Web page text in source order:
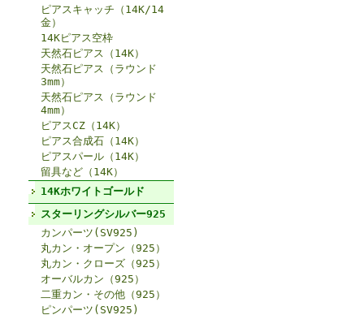
ピアスキャッチ（14K/14
金）
14Kピアス空枠
天然石ピアス（14K）
天然石ピアス（ラウンド
3mm）
天然石ピアス（ラウンド
4mm）
ピアスCZ（14K）
ピアス合成石（14K）
ピアスパール（14K）
留具など（14K）
14Kホワイトゴールド
スターリングシルバー925
カンパーツ(SV925)
丸カン・オープン（925）
丸カン・クローズ（925）
オーバルカン（925）
二重カン・その他（925）
ピンパーツ(SV925)